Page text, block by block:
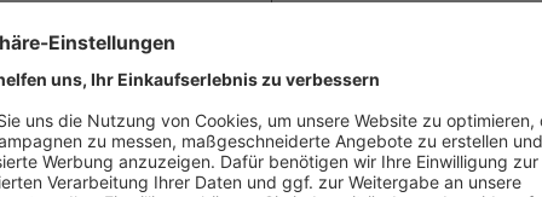
Seitenergiebigkeit bis zu
Beschreibung
OKI
Digital